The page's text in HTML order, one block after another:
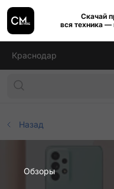
Скачай
вся техника —
Краснодар
Назад
Обзоры